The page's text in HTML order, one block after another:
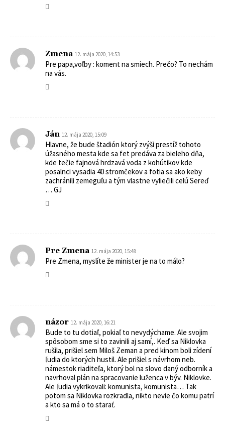
Zmena 12. mája 2020, 14:53
Pre papa,voľby : koment na smiech. Prečo? To nechám
na vás.
Ján 12. mája 2020, 15:09
Hlavne, že bude štadión ktorý zvýši prestíž tohoto
úžasného mesta kde sa fet predáva za bieleho dňa,
kde tečie fajnová hrdzavá voda z kohútikov kde
posalnci vysadia 40 stromčekov a fotia sa ako keby
zachránili zemeguľu a tým vlastne vyliečili celú Sereď
… GJ
Pre Zmena 12. mája 2020, 15:48
Pre Zmena, myslíte že minister je na to málo?
názor 12. mája 2020, 16:21
Bude to tu dotiaľ, pokiaľ to nevydýchame. Ale svojim
spôsobom sme si to zavinili aj samí,. Keď sa Niklovka
rušila, prišiel sem Miloš Zeman a pred kinom boli zídení
ľudia do ktorých hustil. Ale prišiel s návrhom neb.
námestok riaditeľa, ktorý bol na slovo daný odborník a
navrhoval plán na spracovanie luženca v býv. Niklovke.
Ale ľudia vykrikovali: komunista, komunista… Tak
potom sa Niklovka rozkradla, nikto nevie čo komu patrí
a kto sa má o to starať.